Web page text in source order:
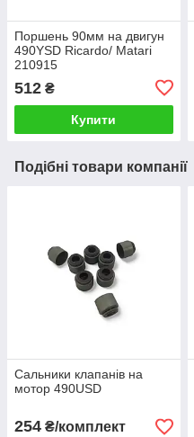
Поршень 90мм на двигун
490YSD Ricardo/ Matari
210915
512 ₴
Купити
Подібні товари компанії
Сальники клапанів на
мотор 490USD
254 ₴/комплект